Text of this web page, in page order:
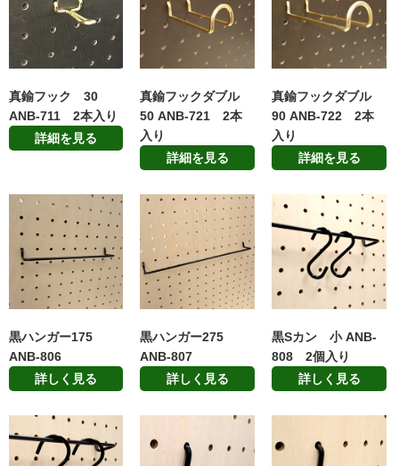
真鍮フック 30
ANB-711 2本入り
詳細を見る
真鍮フックダブル
50 ANB-721 2本
入り
詳細を見る
真鍮フックダブル
90 ANB-722 2本
入り
詳細を見る
黒ハンガー175
ANB-806
詳しく見る
黒ハンガー275
ANB-807
詳しく見る
黒Sカン 小 ANB-
808 2個入り
詳しく見る